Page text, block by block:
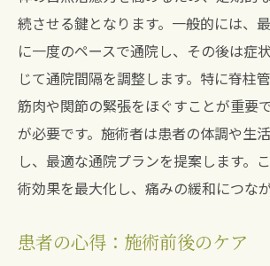
続させる鍵となります。一般的には、
に一度のペースで通院し、その後は症
じて通院間隔を調整します。特に脊柱
筋肉や関節の緊張をほぐすことが重要
が必要です。施術者は患者の体調や生
し、最適な通院プランを提案します。
術効果を最大化し、痛みの緩和につなが
患者の心得：施術前後のケア